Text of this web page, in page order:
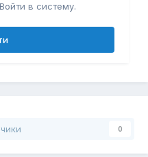
в систему.
0